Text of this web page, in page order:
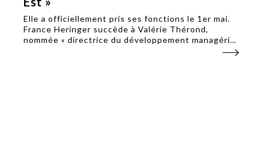
Elle a officiellement pris ses fonctions le 1er mai.
France Heringer succède à Valérie Thérond,
nommée « directrice du développement managérial